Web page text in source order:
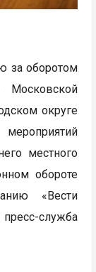
за оборотом
округе
местного
обороте
«Вести
служба